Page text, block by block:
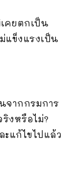
คยตกเป็น
แข็งแรงเป็น
จากกรมการ
งหรือไม่?
แก้ไขไปแล้ว